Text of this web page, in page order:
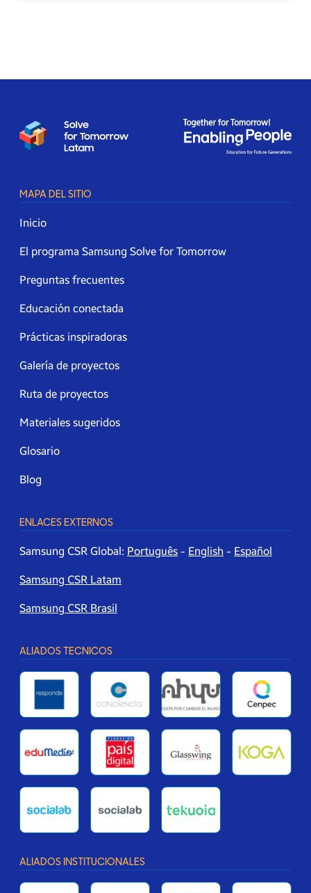
MAPA DEL SITIO
Inicio
El programa Samsung Solve for Tomorrow
Preguntas frecuentes
Educación conectada
Prácticas inspiradoras
Galería de proyectos
Ruta de proyectos
Materiales sugeridos
Glosario
Blog
ENLACES EXTERNOS
Samsung CSR Global: Português - English - Español
Samsung CSR Latam
Samsung CSR Brasil
ALIADOS TECNICOS
ALIADOS INSTITUCIONALES